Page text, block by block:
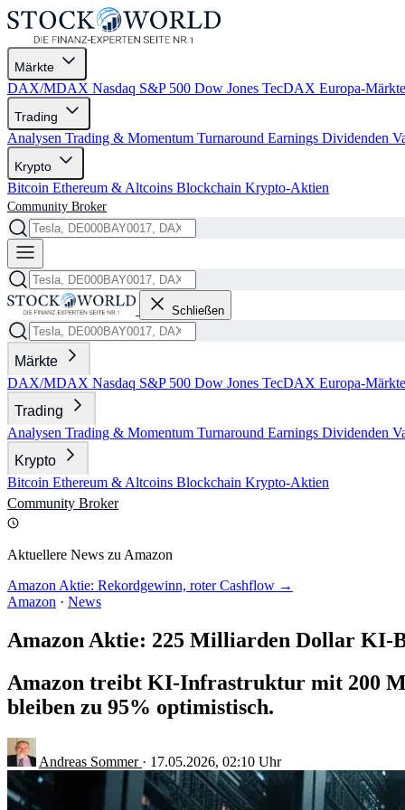
Märkte
DAX/MDAX Nasdaq S&P 500 Dow Jones TecDAX Europa-
Trading
Analysen Trading & Momentum Turnaround Earnings Dividenden
Krypto
Bitcoin Ethereum & Altcoins Blockchain Krypto-Aktien
Community Broker
Schließen
Märkte
DAX/MDAX Nasdaq S&P 500 Dow Jones TecDAX Europa-
Trading
Analysen Trading & Momentum Turnaround Earnings Dividenden
Krypto
Bitcoin Ethereum & Altcoins Blockchain Krypto-Aktien
Community Broker
Aktuellere News zu Amazon
Amazon Aktie: Rekordgewinn, roter Cashflow →
Amazon · News
Amazon Aktie: 225 Milliarden Dollar KI-
Amazon treibt KI-Infrastruktur mit 200
bleiben zu 95% optimistisch.
Andreas Sommer · 17.05.2026, 02:10 Uhr